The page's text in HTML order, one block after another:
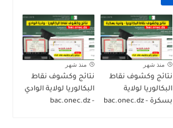
منذ شهر
نتائج وكشوف نقاط
البكالوريا لولاية
بسكرة - bac.onec.dz
منذ شهر
نتائج وكشوف نقاط
البكالوريا لولاية الوادي
- bac.onec.dz